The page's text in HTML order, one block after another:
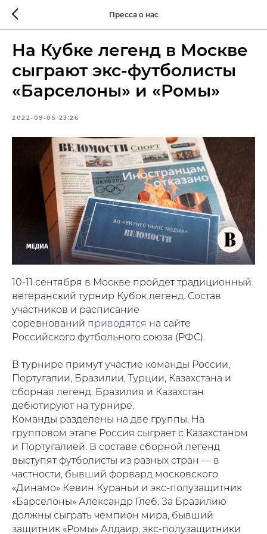
Пресса о нас
На Кубке легенд в Москве
сыграют экс-футболисты
«Барселоны» и «Ромы»
2022-09-05 23:26
10-11 сентября в Москве пройдет традиционный
ветеранский турнир Кубок легенд. Состав
участников и расписание
соревнований приводятся на сайте
Российского футбольного союза (РФС).
В турнире примут участие команды России,
Португалии, Бразилии, Турции, Казахстана и
сборная легенд. Бразилия и Казахстан
дебютируют на турнире.
Команды разделены на две группы. На
групповом этапе Россия сыграет с Казахстаном
и Португалией. В составе сборной легенд
выступят футболисты из разных стран — в
частности, бывший форвард московского
«Динамо» Кевин Кураньи и экс-полузащитник
«Барселоны» Александр Глеб. За Бразилию
должны сыграть чемпион мира, бывший
защитник «Ромы» Алдаир, экс-полузащитники